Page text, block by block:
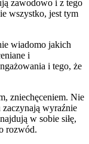
zawodowo i z tego
wszystko, jest tym
wiadomo jakich
i
i tego, że
zniechęceniem. Nie
wyraźnie
w sobie siłę,
rozwód.